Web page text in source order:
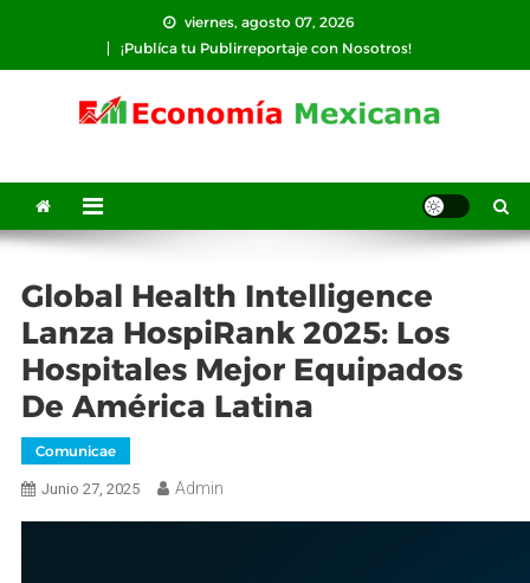
contenido
viernes, agosto 07, 2026
¡Publíca tu Publirreportaje con Nosotros!
Global Health Intelligence
Lanza HospiRank 2025: Los
Hospitales Mejor Equipados
De América Latina
Comunicae
Junio 27, 2025 Admin